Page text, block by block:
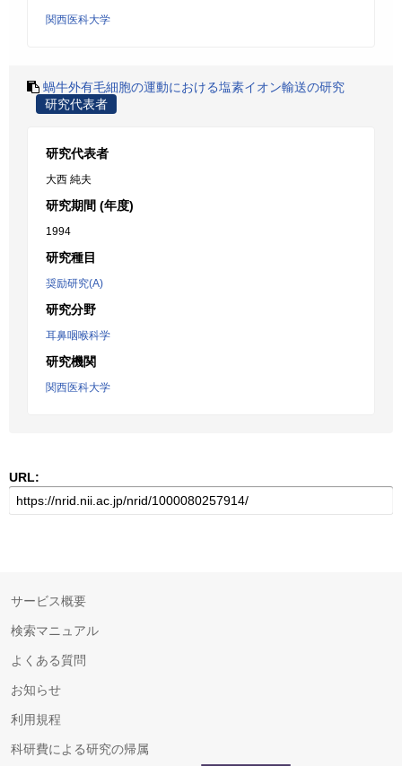
関西医科大学
蝸牛外有毛細胞の運動における塩素イオン輸送の研究
研究代表者
研究代表者
大西 純夫
研究期間 (年度)
1994
研究種目
奨励研究(A)
研究分野
耳鼻咽喉科学
研究機関
関西医科大学
URL:
サービス概要
検索マニュアル
よくある質問
お知らせ
利用規程
科研費による研究の帰属